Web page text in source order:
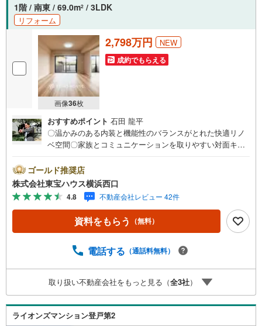
1階 / 南東 / 69.0m2 / 3LDK
リフォーム
画像36枚
2,798万円 NEW
成約でもらえる
おすすめポイント 石田 龍平
〇温かみのある内装と機能性のバランスがとれた快適リノ
ベ空間〇家族とコミュニケーションを取りやすい対面キッ
つもスッキリとしたプライベート空間を保てますーーーーY
ahoo！ 不動産キャンペーン対象店舗ーーーー当店で物件を
成約するとPayPayボーナスライトがもらえる「Yahoo！ 不
動産 物件ご成約キャンペーン」の対象になります。「資料
をもらう」「見学予約をする」ボタンからお問い合わせく
ださい。※必ずYahoo！ JAPAN IDでログインしてくださ
有効期限は付与日から60日です。ーーーーーーーーーーー
率/年利 0.95％（変動金利）※上記金利は 2026年8月時点 の
ものであり、実際の適用金利は融資実行時のものとなりま
す。金利情勢により表記の返済額と異なる場合がありま
す。ーーーーーーーーーーーーーーーーーーーーーーーー
ー
ゴールド推奨店
株式会社東宝ハウス横浜西口
4.8 不動産会社レビュー 42件
資料をもらう （無料）
電話する （通話料無料）
取り扱い不動産会社をもっと見る（全3社）
ライオンズマンション登戸第2